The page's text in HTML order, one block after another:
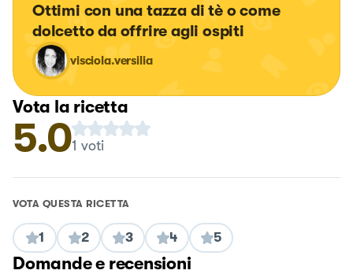
Ottimi con una tazza di tè o come
dolcetto da offrire agli ospiti
visciola.versilia
Vota la ricetta
5.01 voti
VOTA QUESTA RICETTA
1 2 3 4 5
Domande e recensioni